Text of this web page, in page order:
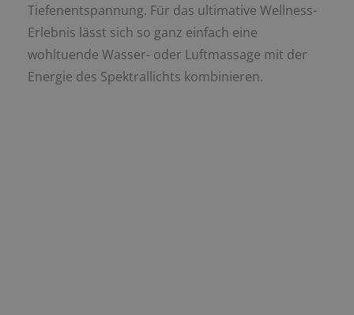
Tiefenentspannung. Für das ultimative Wellness-
Erlebnis lässt sich so ganz einfach eine
wohltuende Wasser- oder Luftmassage mit der
Energie des Spektrallichts kombinieren.